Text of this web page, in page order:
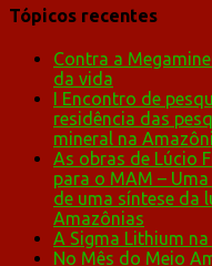
Tópicos recentes
Contra a
da vida
I Encontro de
residência das
mineral na
As obras de Lúcio
para o MAM –
de uma síntese da
Amazônias
A Sigma Lithium
No Mês do Meio